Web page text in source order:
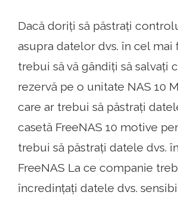
Dacă doriți să păstrați
asupra datelor dvs. în cel mai
trebui să vă gândiți să salvați
rezervă pe o unitate NAS 10
care ar trebui să păstrați
casetă FreeNAS 10 motive
trebui să păstrați datele dvs.
FreeNAS La ce companie
încredințați datele dvs.